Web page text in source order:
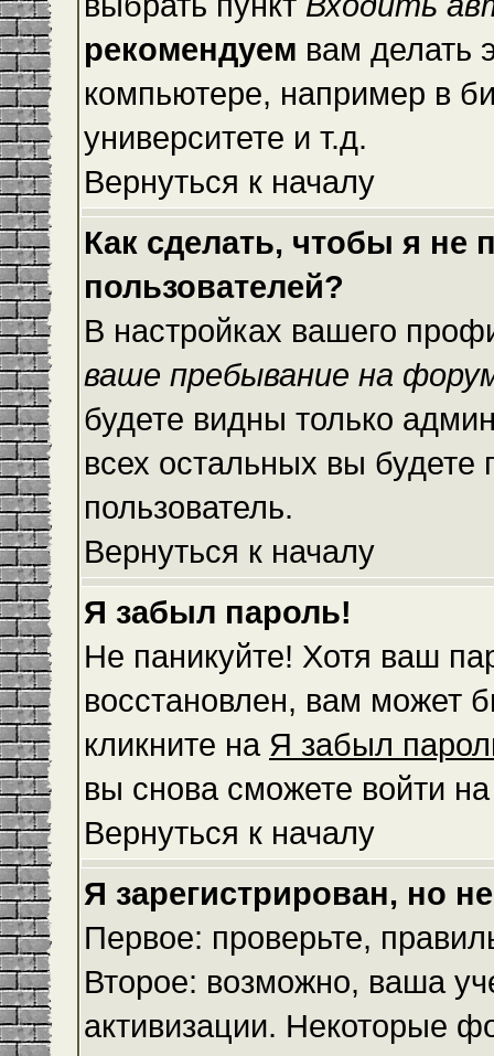
рекомендуем вам делать
компьютере, например в
университете и т.д.
Вернуться к началу
Как сделать, чтобы я не
пользователей?
В настройках вашего
ваше пребывание на
будете видны только
всех остальных вы будете
пользователь.
Вернуться к началу
Я забыл пароль!
Не паникуйте! Хотя ваш
восстановлен, вам может
кликните на Я забыл
вы снова сможете войти
Вернуться к началу
Я зарегистрирован, но
Первое: проверьте,
Второе: возможно, ваша
активизации. Некоторые